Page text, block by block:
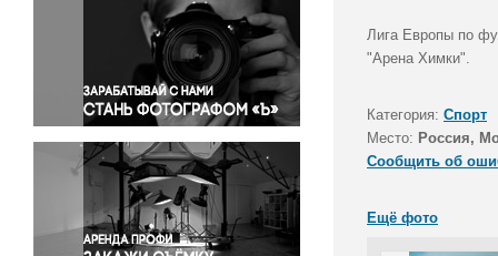
Политика
Правосудие
Происшествия и конфликты
Религия
Светская жизнь
Спорт
Экология
Экономика и бизнес
Лига Европы по
"Арена Химки".
Категория: Спорт
Место: Россия,
Сообщить об
Ещё фото